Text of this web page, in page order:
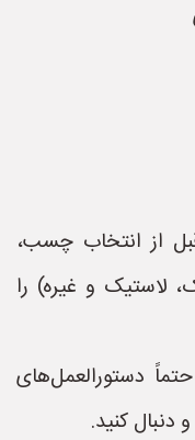
از انتخاب چسب،
لاستیک و غیره) را
دستورالعمل‌های
کنید.